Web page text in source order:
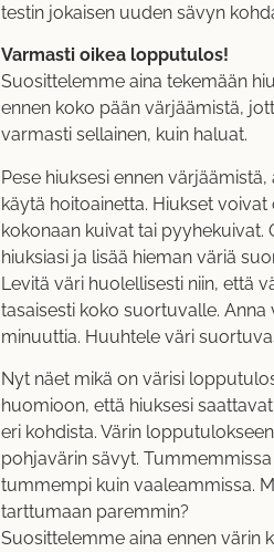
testin jokaisen uuden sävyn
Varmasti oikea lopputulos!
Suosittelemme aina tekemään
ennen koko pään värjäämistä,
varmasti sellainen, kuin haluat.
Pese hiuksesi ennen värjäämistä,
käytä hoitoainetta. Hiukset voivat
kokonaan kuivat tai pyyhekuivat.
hiuksiasi ja lisää hieman väriä
Levitä väri huolellisesti niin, että
tasaisesti koko suortuvalle. Anna
minuuttia. Huuhtele väri
Nyt näet mikä on värisi
huomioon, että hiuksesi
eri kohdista. Värin
pohjavärin sävyt.
tummempi kuin vaaleammissa.
tarttumaan paremmin?
Suosittelemme aina ennen värin